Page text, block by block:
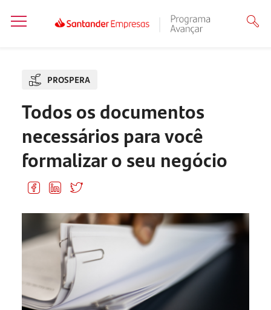
PROSPERA
Todos os documentos
necessários para você
formalizar o seu negócio